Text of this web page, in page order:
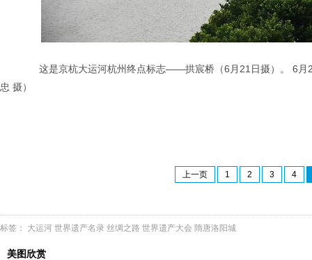
这是京杭大运河杭州终点标志——拱宸桥（6月21日摄）。 6月
忠 摄）
上一页 1 2 3 4
标签： 大运河 世界遗产名录 丝绸之路 世界遗产大会 隋唐洛阳城
美图欣赏